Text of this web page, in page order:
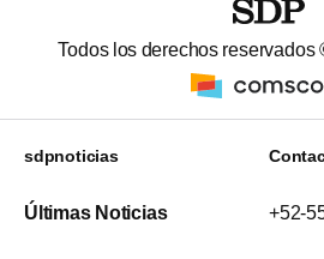
Todos los derechos
sdpnoticias
Últimas Noticias +52-